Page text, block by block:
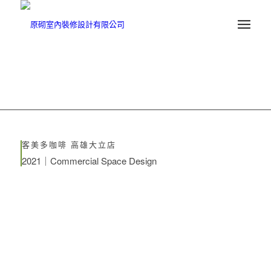
客美多咖啡 高雄大立店
2021｜Commercial Space Design